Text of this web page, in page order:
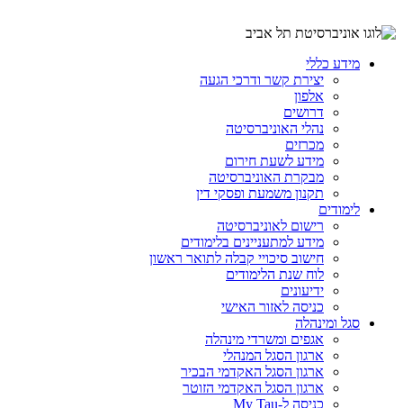
מידע כללי
יצירת קשר ודרכי הגעה
אלפון
דרושים
נהלי האוניברסיטה
מכרזים
מידע לשעת חירום
מבקרת האוניברסיטה
תקנון משמעת ופסקי דין
לימודים
רישום לאוניברסיטה
מידע למתעניינים בלימודים
חישוב סיכויי קבלה לתואר ראשון
לוח שנת הלימודים
ידיעונים
כניסה לאזור האישי
סגל ומינהלה
אגפים ומשרדי מינהלה
ארגון הסגל המנהלי
ארגון הסגל האקדמי הבכיר
ארגון הסגל האקדמי הזוטר
כניסה ל-My Tau